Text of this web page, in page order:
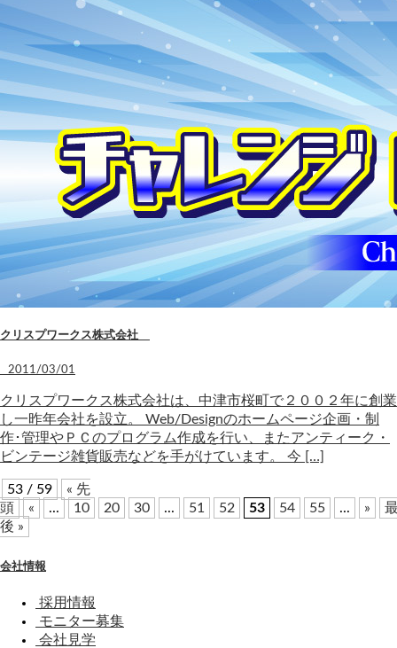
クリスプワークス株式会社
2011/03/01
クリスプワークス株式会社は、中津市桜町で２００２年に創業
し一昨年会社を設立。 Web/Designのホームページ企画・制
作･管理やＰＣのプログラム作成を行い、またアンティーク・
ビンテージ雑貨販売などを手がけています。 今 […]
53 / 59
« 先
頭
« ... 10 20 30 ... 51 52 53 54 55 ... »
後 »
会社情報
採用情報
モニター募集
会社見学